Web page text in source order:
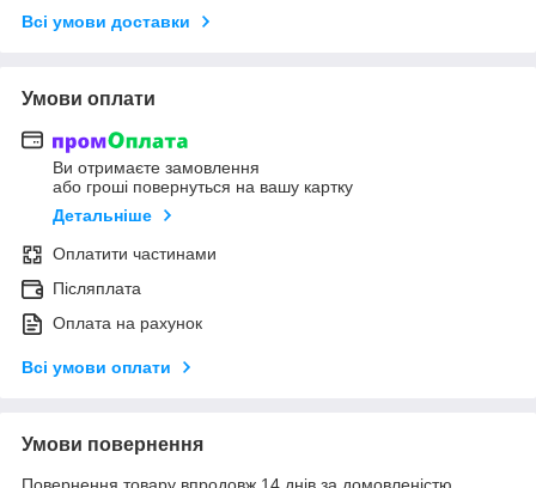
Всі умови доставки
Умови оплати
Ви отримаєте замовлення
або гроші повернуться на вашу картку
Детальніше
Оплатити частинами
Післяплата
Оплата на рахунок
Всі умови оплати
Умови повернення